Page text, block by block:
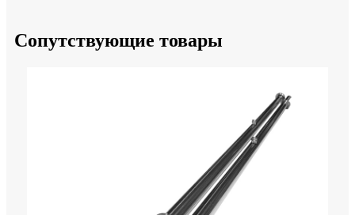
Сопутствующие товары